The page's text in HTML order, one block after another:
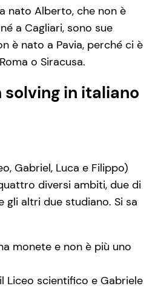
nato Alberto, che non è
a Cagliari, sono sue
è nato a Pavia, perché ci è
o Siracusa.
in italiano
Gabriel, Luca e Filippo)
diversi ambiti, due di
gli altri due studiano. Si sa
monete e non è più uno
Liceo scientifico e Gabriele